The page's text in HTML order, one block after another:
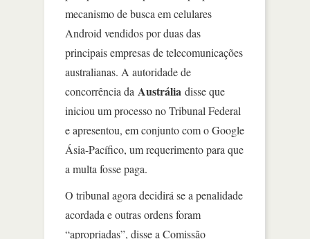
mecanismo de busca em celulares
Android vendidos por duas das
principais empresas de telecomunicações
australianas. A autoridade de
concorrência da Austrália disse que
iniciou um processo no Tribunal Federal
e apresentou, em conjunto com o Google
Ásia-Pacífico, um requerimento para que
a multa fosse paga.
O tribunal agora decidirá se a penalidade
acordada e outras ordens foram
“apropriadas”, disse a Comissão